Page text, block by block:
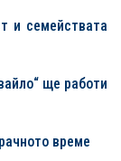
и семействата
ще работи
време